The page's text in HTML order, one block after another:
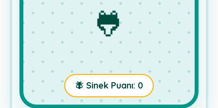
🐸
🪰 Sinek Puanı: 0